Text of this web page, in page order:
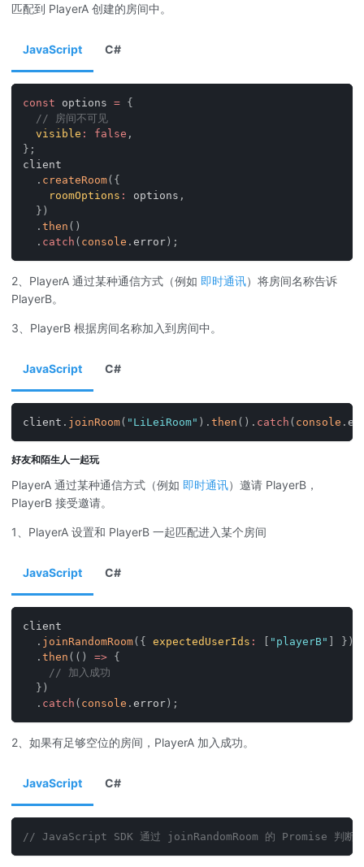
匹配到 PlayerA 创建的房间中。
JavaScript C#
const options = {
// 房间不可见
visible : false ,
} ;
client
. createRoom( {
roomOptions : options ,
} )
. then ( )
. catch ( console . error ) ;
2、PlayerA 通过某种通信方式（例如 即时通讯）将房间名称告诉
PlayerB。
3、PlayerB 根据房间名称加入到房间中。
JavaScript C#
client . joinRoom( "LiLeiRoom" ) . then ( ) . catch ( console .
好友和陌生人一起玩
PlayerA 通过某种通信方式（例如 即时通讯）邀请 PlayerB，
PlayerB 接受邀请。
1、PlayerA 设置和 PlayerB 一起匹配进入某个房间
JavaScript C#
client
. joinRandomRoom( { expectedUserIds : [ "playerB" ] } )
. then ( ( ) => {
// 加入成功
} )
. catch ( console . error) ;
2、如果有足够空位的房间，PlayerA 加入成功。
JavaScript C#
// JavaScript SDK 通过 joinRandomRoom 的 Promise 判断是